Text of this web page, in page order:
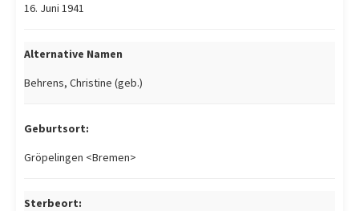
16. Juni 1941
Alternative Namen
Behrens, Christine (geb.)
Geburtsort:
Gröpelingen <Bremen>
Sterbeort: